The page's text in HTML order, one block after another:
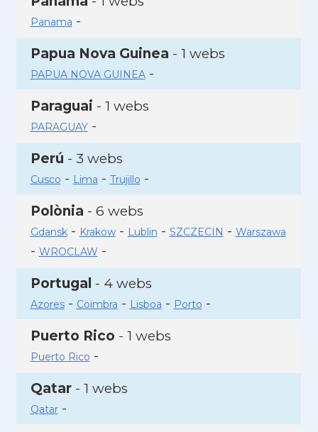
Panama -
Papua Nova Guinea - 1 webs
PAPUA NOVA GUINEA-
Paraguai - 1 webs
PARAGUAY-
Perú - 3 webs
Cusco - Lima - Trujillo -
Polònia - 6 webs
Gdansk- Krakow- Lublin - SZCZECIN - Warszawa
- WROCLAW -
Portugal - 4 webs
Azores- Coimbra - Lisboa - Porto -
Puerto Rico - 1 webs
Puerto Rico -
Qatar- 1 webs
Qatar-